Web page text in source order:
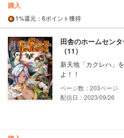
購入
1%還元 ：6ポイント獲得
田舎のホームセン
（11）
新天地「カクレハ」
よ！！
203
配信日：2023/09/26